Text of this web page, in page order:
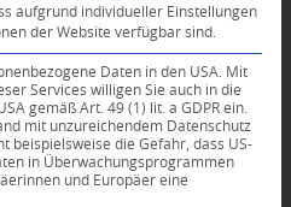
0
aufgrund individueller Einstellungen
der Website verfügbar sind.
Daten in den USA. Mit
Services willigen Sie auch in die
gemäß Art. 49 (1) lit. a GDPR ein.
mit unzureichendem Datenschutz
beispielsweise die Gefahr, dass US-
in Überwachungsprogrammen
und Europäer eine